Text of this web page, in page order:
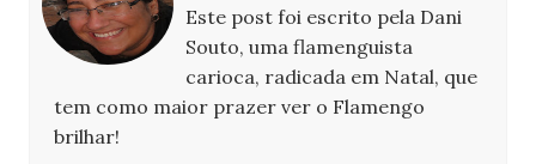
Este post foi escrito pela Dani
Souto, uma flamenguista
carioca, radicada em Natal, que
tem como maior prazer ver o Flamengo
brilhar!